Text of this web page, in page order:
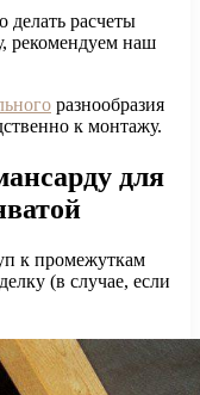
делать расчеты
рекомендуем наш
разнообразия
к монтажу.
для
к промежуткам
(в случае, если